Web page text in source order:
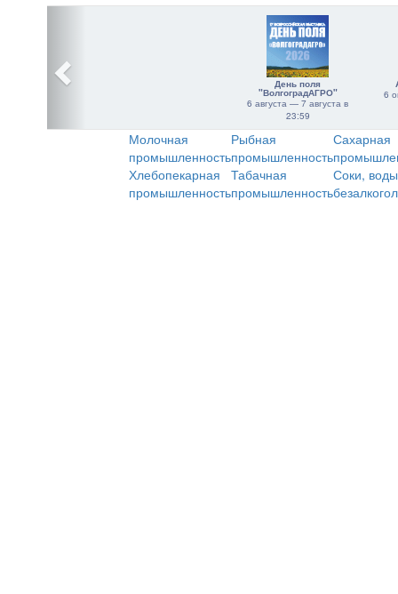
День поля
"ВолгоградАГРО"
6 августа — 7 августа в
23:59
6
Молочная
промышленность
Рыбная
промышленность
Сахарная
Хлебопекарная
промышленность
Табачная
промышленность
Соки,